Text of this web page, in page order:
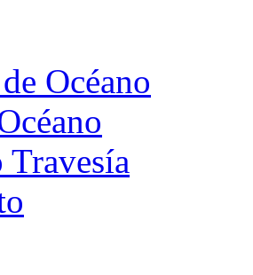
Océano
Travesía